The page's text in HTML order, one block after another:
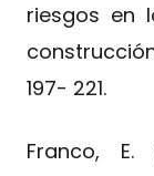
riesgos en
197- 221.
Franco,